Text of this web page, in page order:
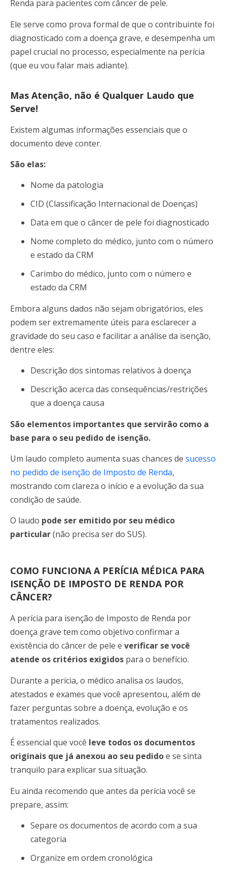
Renda para pacientes com câncer de pele.
Ele serve como prova formal de que o contribuinte foi
diagnosticado com a doença grave, e desempenha um
papel crucial no processo, especialmente na perícia
(que eu vou falar mais adiante).
Mas Atenção, não é Qualquer Laudo que
Serve!
Existem algumas informações essenciais que o
documento deve conter.
São elas:
Nome da patologia
CID (Classificação Internacional de Doenças)
Data em que o câncer de pele foi diagnosticado
Nome completo do médico, junto com o número
e estado da CRM
Carimbo do médico, junto com o número e
estado da CRM
Embora alguns dados não sejam obrigatórios, eles
podem ser extremamente úteis para esclarecer a
gravidade do seu caso e facilitar a análise da isenção,
dentre eles:
Descrição dos sintomas relativos à doença
Descrição acerca das consequências/restrições
que a doença causa
São elementos importantes que servirão como a
base para o seu pedido de isenção.
Um laudo completo aumenta suas chances de sucesso
no pedido de isenção de Imposto de Renda,
mostrando com clareza o início e a evolução da sua
condição de saúde.
O laudo pode ser emitido por seu médico
particular(não precisa ser do SUS).
COMO FUNCIONA A PERÍCIA MÉDICA PARA
ISENÇÃO DE IMPOSTO DE RENDA POR
CÂNCER?
A perícia para isenção de Imposto de Renda por
doença grave tem como objetivo confirmar a
existência do câncer de pele e verificar se você
atende os critérios exigidos para o benefício.
Durante a perícia, o médico analisa os laudos,
atestados e exames que você apresentou, além de
fazer perguntas sobre a doença, evolução e os
tratamentos realizados.
É essencial que você leve todos os documentos
originais que já anexou ao seu pedidoe se sinta
tranquilo para explicar sua situação.
Eu ainda recomendo que antes da perícia você se
prepare, assim:
Separe os documentos de acordo com a sua
categoria
Organize em ordem cronológica